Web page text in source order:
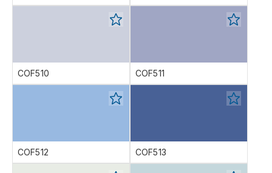
COF510 COF511
COF512 COF513